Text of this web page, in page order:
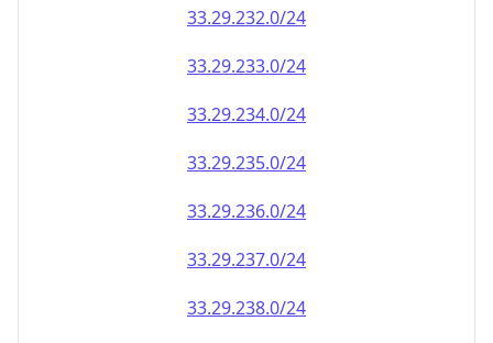
33.29.232.0/24
33.29.233.0/24
33.29.234.0/24
33.29.235.0/24
33.29.236.0/24
33.29.237.0/24
33.29.238.0/24